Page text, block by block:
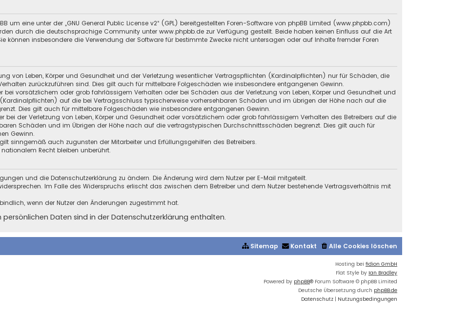
um eine unter der „GNU General Public License v2“ (GPL) bereitgestellten Foren-Software von phpBB Limited (www.phpbb.com)
durch die deutschsprachige Community unter www.phpbb.de zur Verfügung gestellt. Beide haben keinen Einfluss auf die Art
können insbesondere die Verwendung der Software für bestimmte Zwecke nicht untersagen oder auf Inhalte fremder Foren
von Leben, Körper und Gesundheit und der Verletzung wesentlicher Vertragspflichten (Kardinalpflichten) nur für Schäden, die
zurückzuführen sind. Dies gilt auch für mittelbare Folgeschäden wie insbesondere entgangenen Gewinn.
bei vorsätzlichem oder grob fahrlässigem Verhalten oder bei Schäden aus der Verletzung von Leben, Körper und Gesundheit und
auf die bei Vertragsschluss typischerweise vorhersehbaren Schäden und im übrigen der Höhe nach auf die
Dies gilt auch für mittelbare Folgeschäden wie insbesondere entgangenen Gewinn.
bei der Verletzung von Leben, Körper und Gesundheit oder vorsätzlichem oder grob fahrlässigem Verhalten des Betreibers auf die
Schäden und im Übrigen der Höhe nach auf die vertragstypischen Durchschnittsschäden begrenzt. Dies gilt auch für
Gewinn.
sinngemäß auch zugunsten der Mitarbeiter und Erfüllungsgehilfen des Betreibers.
Recht bleiben unberührt.
und die Datenschutzerklärung zu ändern. Die Änderung wird dem Nutzer per E-Mail mitgeteilt.
Im Falle des Widerspruchs erlischt das zwischen dem Betreiber und dem Nutzer bestehende Vertragsverhältnis mit
wenn der Nutzer den Änderungen zugestimmt hat.
Daten sind in der Datenschutzerklärung enthalten.
Alle Cookies löschen
Kontakt
Sitemap
Hosting bei fidion GmbH
Flat Style by Ian Bradley
Powered by phpBB® Forum Software © phpBB Limited
Deutsche Übersetzung durch phpBB.de
Datenschutz | Nutzungsbedingungen